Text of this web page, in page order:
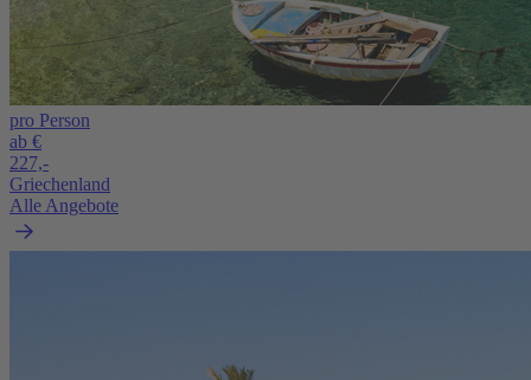
pro Person
ab €
227,-
Griechenland
Alle Angebote